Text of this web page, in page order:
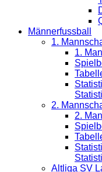
Männerfussball
1.
1.
2.
2.
Altliga SV